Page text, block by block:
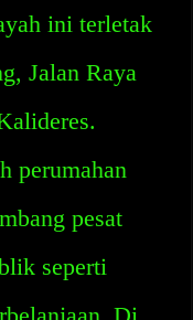
ini terletak
Jalan Raya
perumahan
pesat
seperti